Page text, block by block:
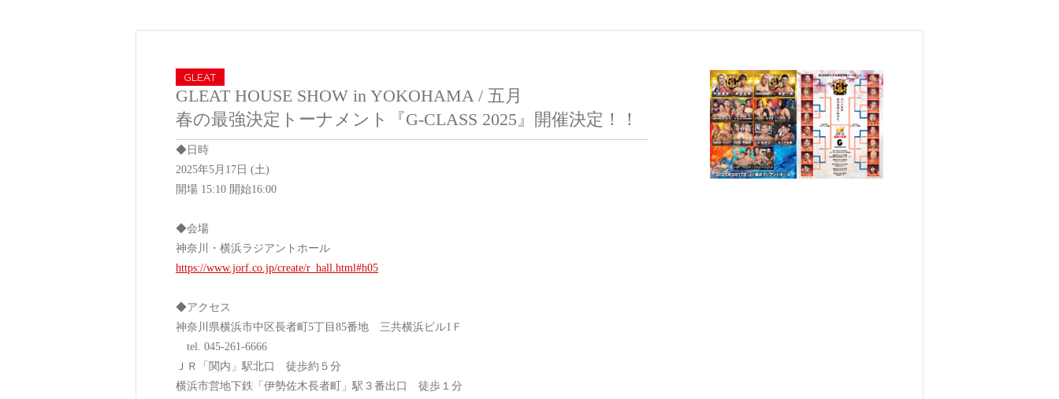
GLEAT
GLEAT HOUSE SHOW in YOKOHAMA / 五月
春の最強決定トーナメント『G-CLASS 2025』開催決定！！
◆日時
2025年5月17日 (土)
開場 15:10 開始16:00
◆会場
神奈川・横浜ラジアントホール
https://www.jorf.co.jp/create/r_hall.html#h05
◆アクセス
神奈川県横浜市中区長者町5丁目85番地 三共横浜ビル1Ｆ
tel. 045-261-6666
ＪＲ「関内」駅北口 徒歩約５分
横浜市営地下鉄「伊勢佐木長者町」駅３番出口 徒歩１分